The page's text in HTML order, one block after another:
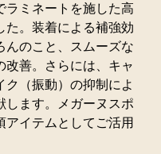
ラミネートを施した高
た。装着による補強効
んのこと、スムーズな
改善。さらには、キャ
ク（振動）の抑制によ
します。メガーヌスポ
アイテムとしてご活用